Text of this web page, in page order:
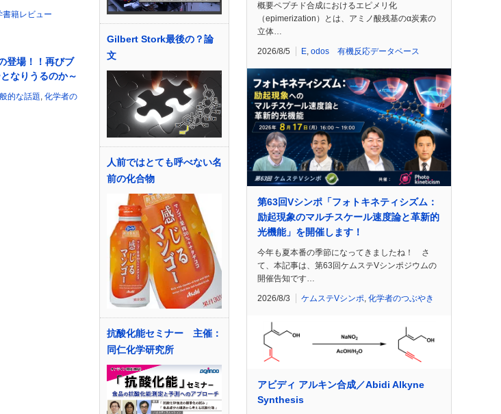
書籍レビュー
登場！！再びブ
なりうるのか～
用してみた～
的な話題, 化学者の
Gilbert Stork最後の？論
文
人前ではとても呼べない名
前の化合物
抗酸化能セミナー 主催：
同仁化学研究所
概要ペプチド合成におけるエピメリ化
（epimerization）とは、アミノ酸残基のα炭素の
立体…
2026/8/5 E, odos 有機反応データベース
第63回Vシンポ「フォトキネティシズム：
励起現象のマルチスケール速度論と革新的
光機能」を開催します！
今年も夏本番の季節になってきましたね！ さ
て、本記事は、第63回ケムステVシンポジウムの
開催告知です…
2026/8/3 ケムステVシンポ 化学者のつぶやき
アビディ アルキン合成／Abidi Alkyne
Synthesis